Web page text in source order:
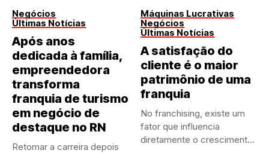
Negócios
Últimas Notícias
Após anos
dedicada à família,
empreendedora
transforma
franquia de turismo
em negócio de
destaque no RN
Retomar a carreira depois
Máquinas Lucrativas
Negócios
Últimas Notícias
A satisfação do
cliente é o maior
patrimônio de uma
franquia
No franchising, existe um
fator que influencia
diretamente o crescimento